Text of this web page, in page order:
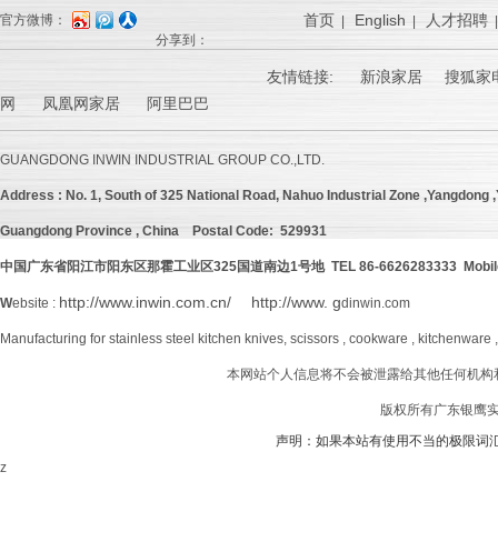
官方微博：
分享到：
首页 English 人才招聘
友情链接: 新浪家居 搜狐家
网 凤凰网家居 阿里巴巴
GUANGDONG INWIN INDUSTRIAL GROUP CO.,LTD.
Address : No. 1, South of 325 National Road, Nahuo Industrial Zone ,Yangdong
Guangdong Province , China Postal Code: 529931
中国广东省阳江市阳东区那霍工业区325国道南边1号地 TEL 86-6626283333
Website : http://www.inwin.com.cn/ http://www. gdinwin.com
Manufacturing for stainless steel kitchen knives, scissors , cookware ,
本网站个人信息将不会被泄露给其他任何机
版权所有广东银鹰
声明：如果本站有使用不当的极限词
z